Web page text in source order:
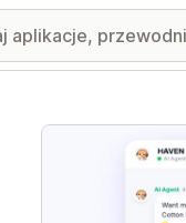
Wyróżnione